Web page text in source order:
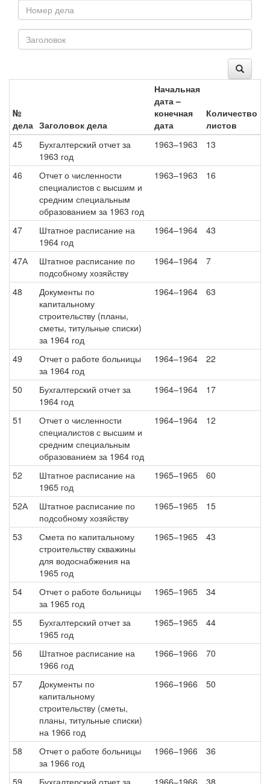
№
дела Заголовок дела
Начальная
дата –
конечная
дата
Количество
листов
45
Бухгалтерский отчет за
1963 год
1963–1963 13
46
Отчет о численности
специалистов с высшим и
средним специальным
образованием за 1963 год
1963–1963 16
47
Штатное расписание на
1964 год
1964–1964 43
47А
Штатное расписание по
подсобному хозяйству
1964–1964 7
48
Документы по
капитальному
строительству (планы,
сметы, титульные списки)
за 1964 год
1964–1964 63
49
Отчет о работе больницы
за 1964 год
1964–1964 22
50
Бухгалтерский отчет за
1964 год
1964–1964 17
51
Отчет о численности
специалистов с высшим и
средним специальным
образованием за 1964 год
1964–1964 12
52
Штатное расписание на
1965 год
1965–1965 60
52А
Штатное расписание по
подсобному хозяйству
1965–1965 15
53
Смета по капитальному
строительству скважины
для водоснабжения на
1965 год
1965–1965 43
54
Отчет о работе больницы
за 1965 год
1965–1965 34
55
Бухгалтерский отчет за
1965 год
1965–1965 44
56
Штатное расписание на
1966 год
1966–1966 70
57
Документы по
капитальному
строительству (сметы,
планы, титульные списки)
на 1966 год
1966–1966 50
58
Отчет о работе больницы
за 1966 год
1966–1966 36
59
Бухгалтерский отчет за
1966–1966 38